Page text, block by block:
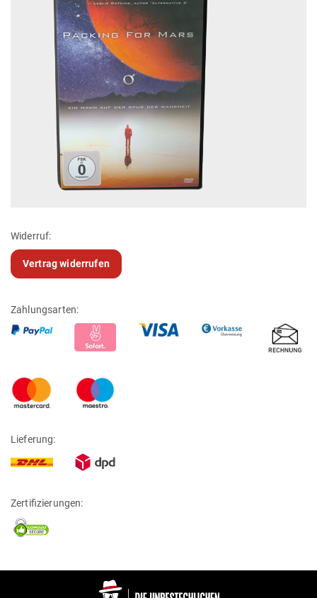
Widerruf:
Vertrag widerrufen
Zahlungsarten:
Lieferung:
Zertifizierungen: